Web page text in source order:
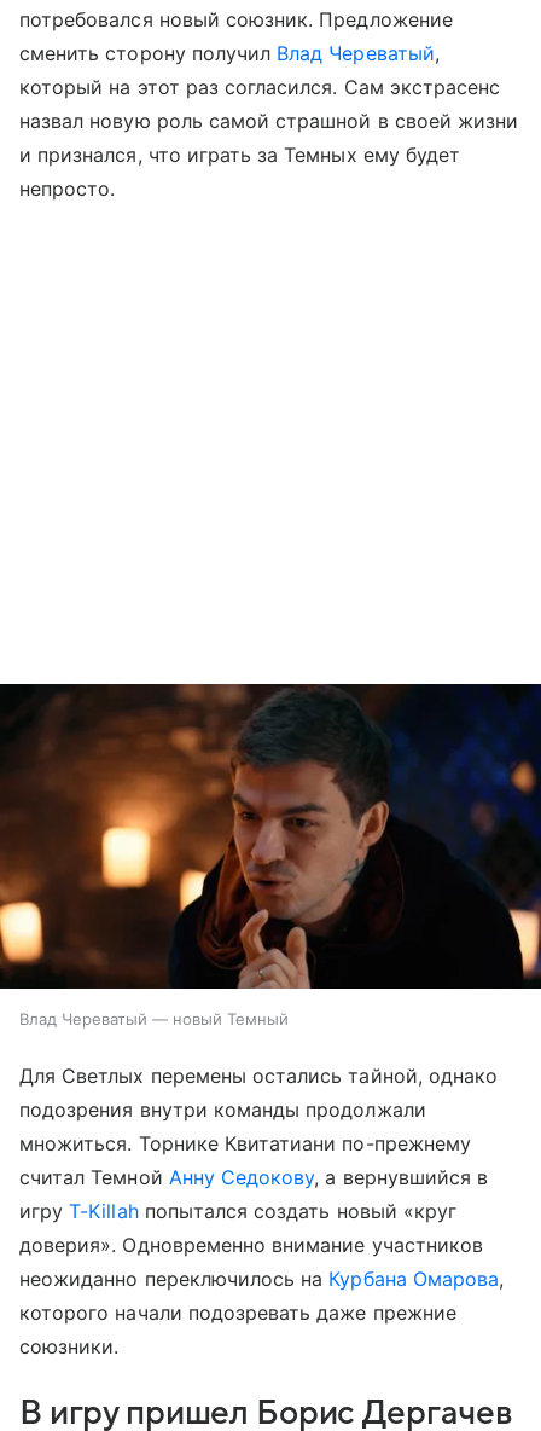
потребовался новый союзник. Предложение
сменить сторону получил Влад Череватый,
который на этот раз согласился. Сам экстрасенс
назвал новую роль самой страшной в своей жизни
и признался, что играть за Темных ему будет
непросто.
Влад Череватый — новый Темный
Для Светлых перемены остались тайной, однако
подозрения внутри команды продолжали
множиться. Торнике Квитатиани по-прежнему
считал Темной Анну Седокову, а вернувшийся в
игруT-Killahпопытался создать новый «круг
доверия». Одновременно внимание участников
неожиданно переключилось на Курбана Омарова,
которого начали подозревать даже прежние
союзники.
В игру пришел Борис Дергачев